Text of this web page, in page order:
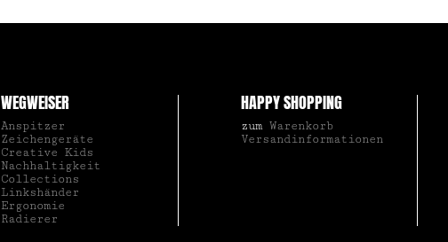
WEGWEISER
Anspitzer
Zeichengeräte
Creative Kids
Nachhaltigkeit
Collections
Linkshänder
Ergonomie
Radierer
HAPPY SHOPPING
zum Warenkorb
Versandinformationen